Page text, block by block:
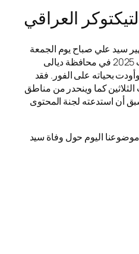
العراقي
سيد علي صباح يوم الجمعة
الموافق في 15 اغسطس/ آب 2025 في محافظة ديالى
بحياته على الفور. فقد
كما وينحدر من مناطق
أن استدعته لجنة المحتوى
موضوعنا اليوم حول وفاة سيد